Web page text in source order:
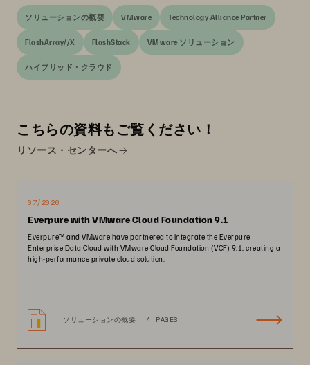
ソリューションの概要 VMware Technology Alliance Partner
FlashArray//X FlashStack VMware ソリューション
ハイブリッド・クラウド
こちらの資料もご覧ください！
リソース・センターへ
07/2026
Everpure with VMware Cloud Foundation 9.1
Everpure™ and VMware have partnered to integrate the Everpure
Enterprise Data Cloud with VMware Cloud Foundation (VCF) 9.1, creating a
high-performance private cloud solution.
ソリューションの概要 4 PAGES